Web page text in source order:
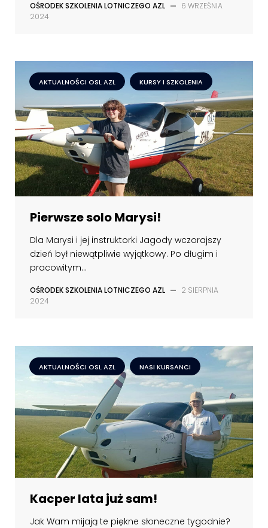
OŚRODEK SZKOLENIA LOTNICZEGO AZL — 6 WRZEŚNIA
2024
AKTUALNOŚCI OSL AZL KURSY I SZKOLENIA
Pierwsze solo Marysi!
Dla Marysi i jej instruktorki Jagody wczorajszy
dzień był niewątpliwie wyjątkowy. Po długim i
pracowitym...
OŚRODEK SZKOLENIA LOTNICZEGO AZL — 2 SIERPNIA
2024
AKTUALNOŚCI OSL AZL NASI KURSANCI
Kacper lata już sam!
Jak Wam mijają te piękne słoneczne tygodnie?